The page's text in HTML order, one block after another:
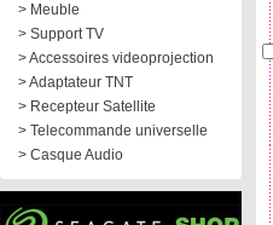
> Meuble
> Support TV
> Accessoires videoprojection
> Adaptateur TNT
> Recepteur Satellite
> Telecommande universelle
> Casque Audio